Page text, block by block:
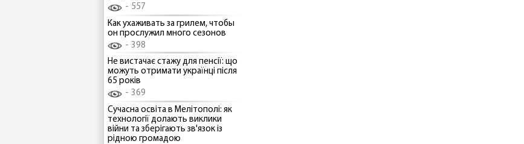
557
Как ухаживать за грилем, чтобы
он прослужил много сезонов
398
Не вистачає стажу для пенсії: що
можуть отримати українці після
65 років
369
Сучасна освіта в Мелітополі: як
технології долають виклики
війни та зберігають зв'язок із
рідною громадою